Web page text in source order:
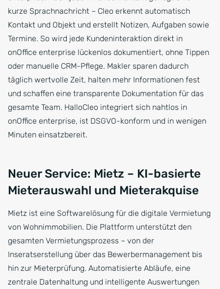
kurze Sprachnachricht – Cleo erkennt automatisch
Kontakt und Objekt und erstellt Notizen, Aufgaben sowie
Termine. So wird jede Kundeninteraktion direkt in
onOffice enterprise lückenlos dokumentiert, ohne Tippen
oder manuelle CRM-Pflege. Makler sparen dadurch
täglich wertvolle Zeit, halten mehr Informationen fest
und schaffen eine transparente Dokumentation für das
gesamte Team. HalloCleo integriert sich nahtlos in
onOffice enterprise, ist DSGVO-konform und in wenigen
Minuten einsatzbereit.
Neuer Service: Mietz – KI-basierte
Mieterauswahl und Mieterakquise
Mietz ist eine Softwarelösung für die digitale Vermietung
von Wohnimmobilien. Die Plattform unterstützt den
gesamten Vermietungsprozess – von der
Inseratserstellung über das Bewerbermanagement bis
hin zur Mieterprüfung. Automatisierte Abläufe, eine
zentrale Datenhaltung und intelligente Auswertungen